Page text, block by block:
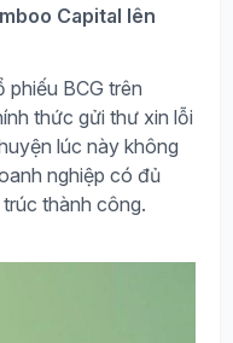
Capital lên
phiếu BCG trên
thức gửi thư xin lỗi
lúc này không
nghiệp có đủ
thành công.